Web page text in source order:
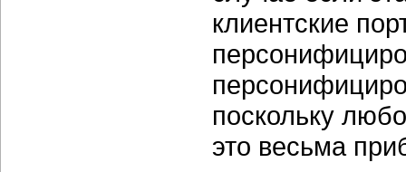
клиентские
поскольку
это весьма